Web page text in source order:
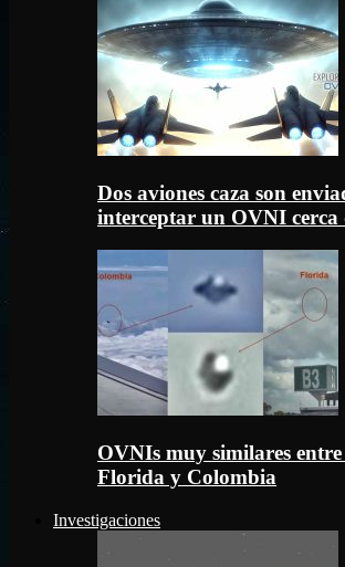
Dos aviones caza son
interceptar un OVNI
OVNIs muy similares entre
Florida y Colombia
Investigaciones